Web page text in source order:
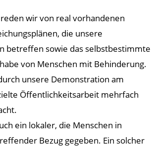
wir von real vorhandenen
die unsere
betreffen sowie das selbstbestimmte
von Menschen mit Behinderung.
unsere Demonstration am
Öffentlichkeitsarbeit mehrfach
ein lokaler, die Menschen in
Bezug gegeben. Ein solcher